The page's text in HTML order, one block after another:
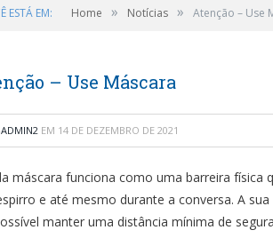
ESTÁ EM: Home » Notícias » Atenção – Use
– Use Máscara
EM 14 DE DEZEMBRO DE 2021
máscara funciona como uma barreira física
e até mesmo durante a conversa. A
manter uma distância mínima de